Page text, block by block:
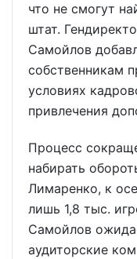
что не смогут
штат.
Самойлов
собственникам
условиях
привлечения
Процесс
набирать
Лимаренко, к
лишь 1,8 тыс.
Самойлов
аудиторские